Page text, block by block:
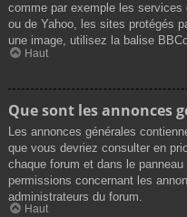
comme par exemple les
ou de Yahoo, les sites protégés
une image, utilisez la balise
Haut
Que sont les annonces
Les annonces générales
que vous devriez consulter en
chaque forum et dans le
permissions concernant les
administrateurs du forum.
Haut